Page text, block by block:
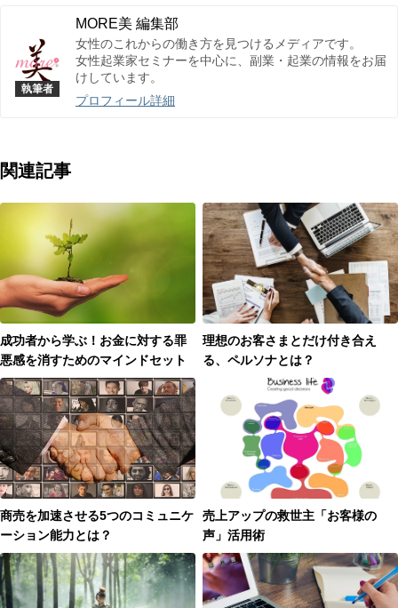
MORE美 編集部
女性のこれからの働き方を見つけるメディアです。
女性起業家セミナーを中心に、副業・起業の情報をお届
けしています。
プロフィール詳細
関連記事
成功者から学ぶ！お金に対する罪
悪感を消すためのマインドセット
理想のお客さまとだけ付き合え
る、ペルソナとは？
商売を加速させる5つのコミュニケ
ーション能力とは？
売上アップの救世主「お客様の
声」活用術